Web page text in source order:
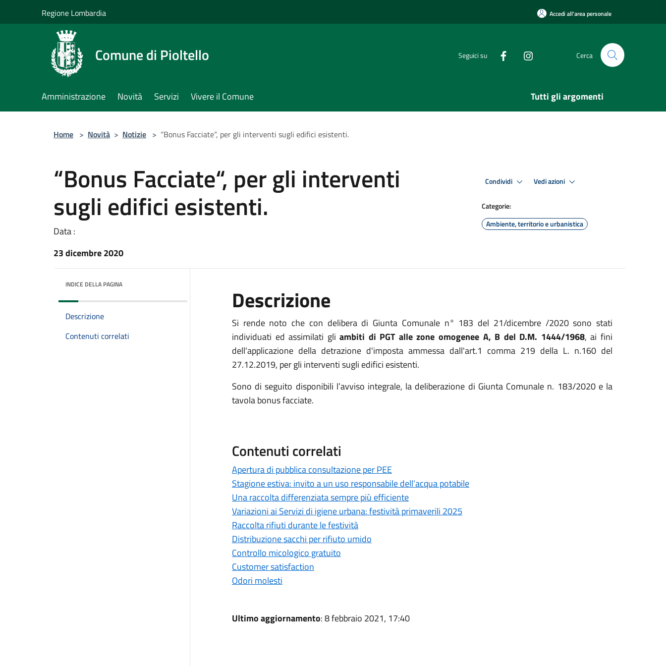
Regione Lombardia Accedi all'area personale
Comune di Pioltello Seguici su Cerca
Amministrazione Novità Servizi Vivere il Comune Tutti gli argomenti
Home > Novità > Notizie > “Bonus Facciate“, per gli interventi sugli edifici esistenti.
“Bonus Facciate“, per gli interventi
sugli edifici esistenti.
Data :
23 dicembre 2020
Condividi Vedi azioni
Categorie:
Ambiente, territorio e urbanistica
INDICE DELLA PAGINA
Descrizione
Contenuti correlati
Descrizione
Si rende noto che con delibera di Giunta Comunale n° 183 del 21/dicembre /2020 sono stati
individuati ed assimilati gliambiti di PGT alle zone omogenee A, B del D.M. 1444/1968, ai fini
dell'applicazione della detrazione d'imposta ammessa dall'art.1 comma 219 della L. n.160 del
27.12.2019, per gli interventi sugli edifici esistenti.
Sono di seguito disponibili l’avviso integrale, la deliberazione di Giunta Comunale n. 183/2020 e la
tavola bonus facciate.
Contenuti correlati
Apertura di pubblica consultazione per PEE
Stagione estiva: invito a un uso responsabile dell’acqua potabile
Una raccolta differenziata sempre più efficiente
Variazioni ai Servizi di igiene urbana: festività primaverili 2025
Raccolta rifiuti durante le festività
Distribuzione sacchi per rifiuto umido
Controllo micologico gratuito
Customer satisfaction
Odori molesti
Ultimo aggiornamento: 8 febbraio 2021, 17:40